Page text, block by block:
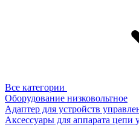
Все категории
Оборудование низковольтное
Адаптер для устройств
Аксессуары для аппарата цепи